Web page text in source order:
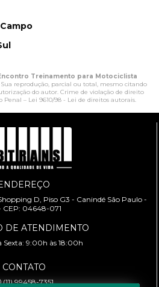
Treinamento para Motociclista
reprodução, parcial ou total, mesmo citando
do autor. Crime de violação de direito
Penal – Lei 9610/98 - Lei de direitos autorais.
D, Piso G3 - Canindé São Paulo -
CEP: 04648-071
DE ATENDIMENTO
Sexta: 9:00h às 18:00h
CONTATO
(11) 99458-7351